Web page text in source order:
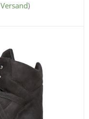
Versand)